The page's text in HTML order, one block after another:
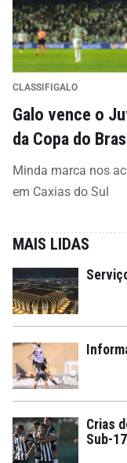
CLASSIFIGALO
Galo vence o
da Copa do
Minda marca nos
em Caxias do Sul
MAIS LIDAS
Crias
Sub-17